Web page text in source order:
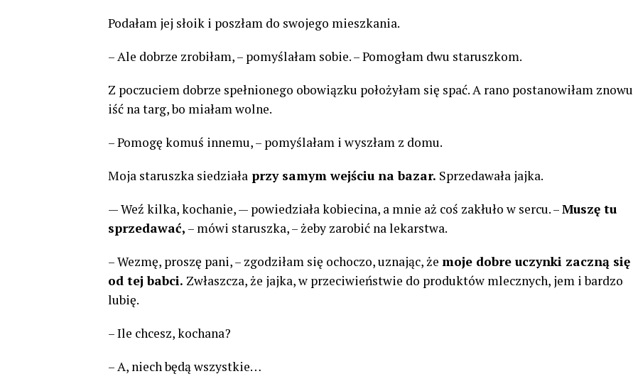
Podałam jej słoik i poszłam do swojego mieszkania.
– Ale dobrze zrobiłam, – pomyślałam sobie. – Pomogłam dwu staruszkom.
Z poczuciem dobrze spełnionego obowiązku położyłam się spać. A rano postanowiłam znowu
iść na targ, bo miałam wolne.
– Pomogę komuś innemu, – pomyślałam i wyszłam z domu.
Moja staruszka siedziała przy samym wejściu na bazar. Sprzedawała jajka.
— Weź kilka, kochanie, — powiedziała kobiecina, a mnie aż coś zakłuło w sercu. –Muszę tu
sprzedawać, – mówi staruszka, – żeby zarobić na lekarstwa.
– Wezmę, proszę pani, – zgodziłam się ochoczo, uznając, że moje dobre uczynki zaczną się
od tej babci. Zwłaszcza, że ​​jajka, w przeciwieństwie do produktów mlecznych, jem i bardzo
lubię.
– Ile chcesz, kochana?
– A, niech będą wszystkie…